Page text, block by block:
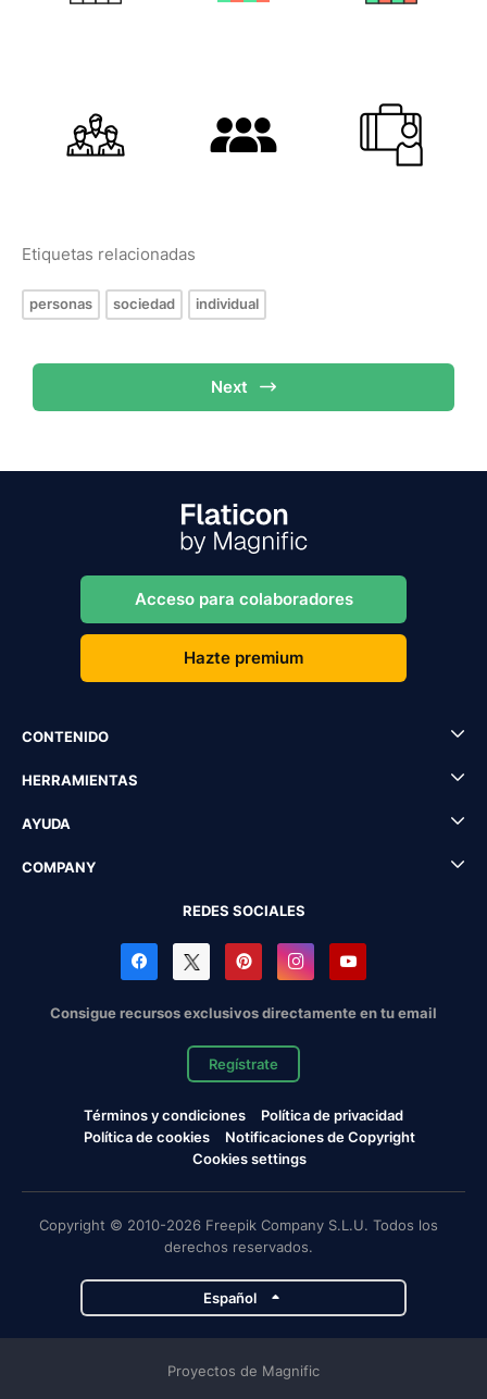
Etiquetas relacionadas
personas sociedad individual
Next
Acceso para colaboradores
Hazte premium
CONTENIDO
HERRAMIENTAS
AYUDA
COMPANY
REDES SOCIALES
Consigue recursos exclusivos directamente en tu email
Regístrate
Términos y condiciones
Política de privacidad
Política de cookies
Notificaciones de Copyright
Cookies settings
Copyright © 2010-2026 Freepik Company S.L.U. Todos los
derechos reservados.
Español
Proyectos de Magnific